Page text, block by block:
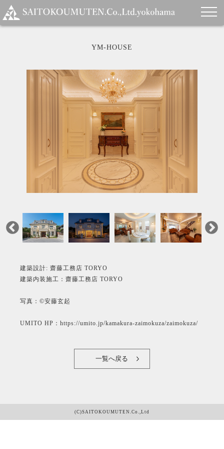
YM-HOUSE
建築設計: 齋藤工務店 TORYO
建築内装施工：齋藤工務店 TORYO
写真：©安藤玄起
UMITO HP：https://umito.jp/kamakura-zaimokuza/zaimokuza/
一覧へ戻る
(C)SAITOKOUMUTEN.Co.,Ltd